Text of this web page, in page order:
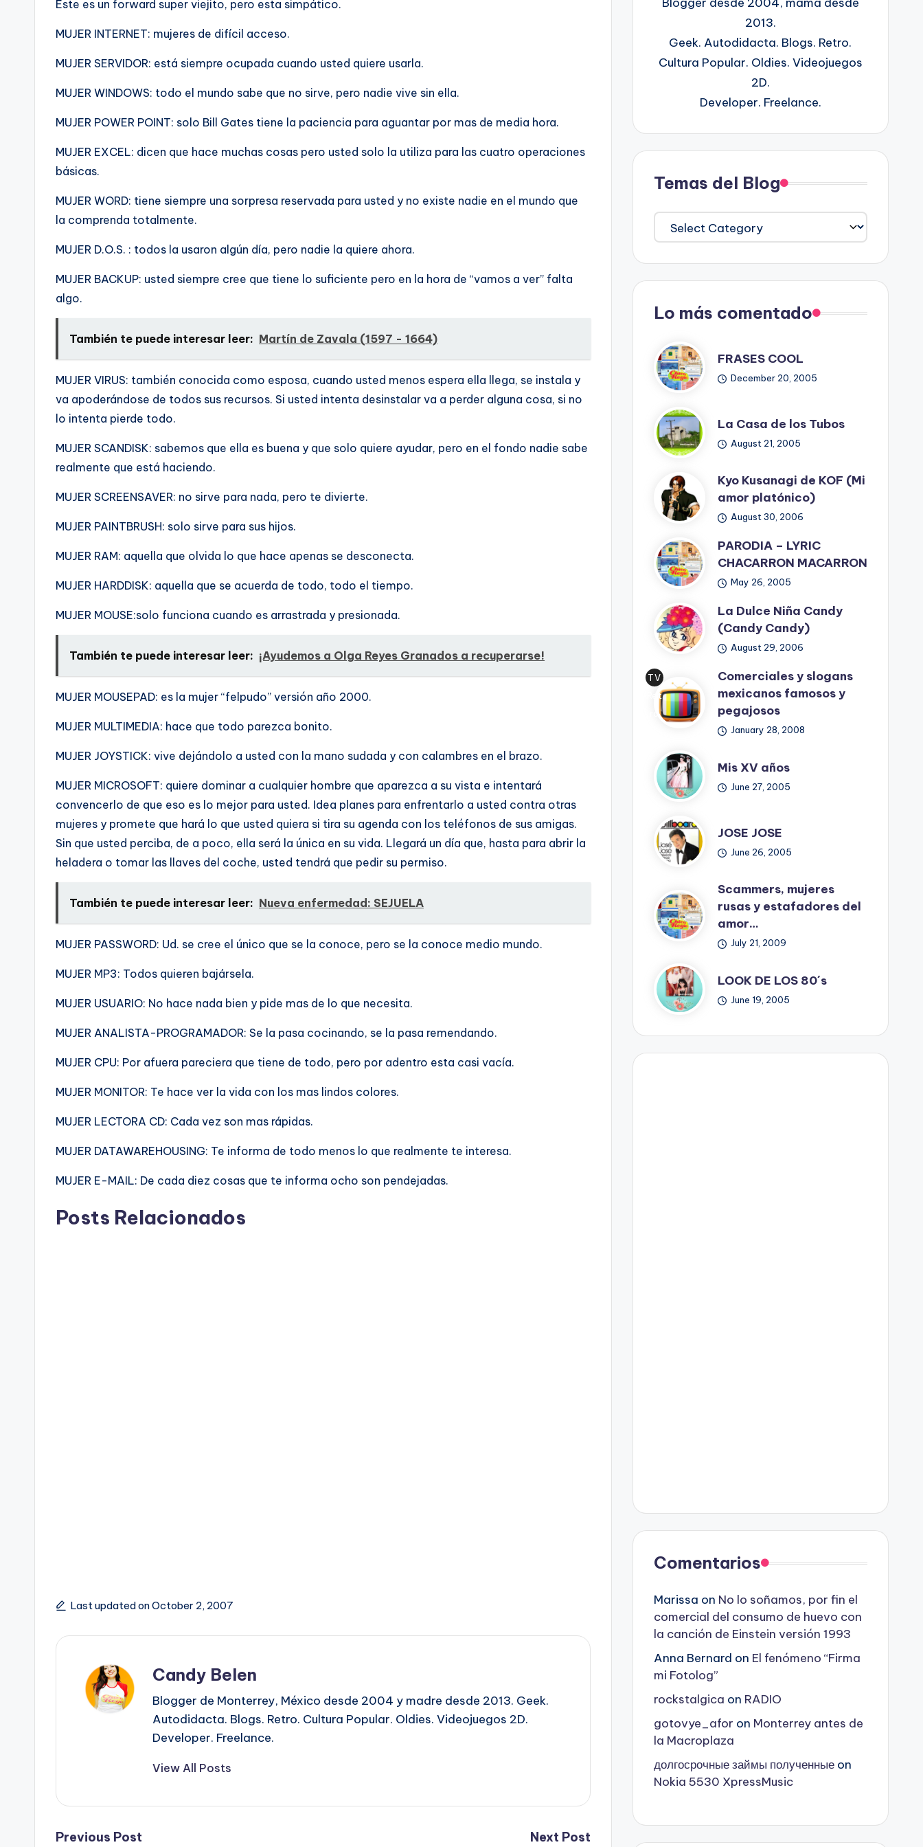
Este es un forward super viejito, pero esta simpático.
MUJER INTERNET: mujeres de difí­cil acceso.
MUJER SERVIDOR: está siempre ocupada cuando usted quiere usarla.
MUJER WINDOWS: todo el mundo sabe que no sirve, pero nadie vive sin ella.
MUJER POWER POINT: solo Bill Gates tiene la paciencia para aguantar por mas de media hora.
MUJER EXCEL: dicen que hace muchas cosas pero usted solo la utiliza para las cuatro operaciones
básicas.
MUJER WORD: tiene siempre una sorpresa reservada para usted y no existe nadie en el mundo que
la comprenda totalmente.
MUJER D.O.S. : todos la usaron algún dí­a, pero nadie la quiere ahora.
MUJER BACKUP: usted siempre cree que tiene lo suficiente pero en la hora de “vamos a ver” falta
algo.
También te puede interesar leer: Martí­n de Zavala (1597 - 1664)
MUJER VIRUS: también conocida como esposa, cuando usted menos espera ella llega, se instala y
va apoderándose de todos sus recursos. Si usted intenta desinstalar va a perder alguna cosa, si no
lo intenta pierde todo.
MUJER SCANDISK: sabemos que ella es buena y que solo quiere ayudar, pero en el fondo nadie sabe
realmente que está haciendo.
MUJER SCREENSAVER: no sirve para nada, pero te divierte.
MUJER PAINTBRUSH: solo sirve para sus hijos.
MUJER RAM: aquella que olvida lo que hace apenas se desconecta.
MUJER HARDDISK: aquella que se acuerda de todo, todo el tiempo.
MUJER MOUSE:solo funciona cuando es arrastrada y presionada.
También te puede interesar leer: ¡Ayudemos a Olga Reyes Granados a recuperarse!
MUJER MOUSEPAD: es la mujer “felpudo” versión año 2000.
MUJER MULTIMEDIA: hace que todo parezca bonito.
MUJER JOYSTICK: vive dejándolo a usted con la mano sudada y con calambres en el brazo.
MUJER MICROSOFT: quiere dominar a cualquier hombre que aparezca a su vista e intentará
convencerlo de que eso es lo mejor para usted. Idea planes para enfrentarlo a usted contra otras
mujeres y promete que hará lo que usted quiera si tira su agenda con los teléfonos de sus amigas.
Sin que usted perciba, de a poco, ella será la única en su vida. Llegará un dí­a que, hasta para abrir la
heladera o tomar las llaves del coche, usted tendrá que pedir su permiso.
También te puede interesar leer: Nueva enfermedad: SEJUELA
MUJER PASSWORD: Ud. se cree el único que se la conoce, pero se la conoce medio mundo.
MUJER MP3: Todos quieren bajársela.
MUJER USUARIO: No hace nada bien y pide mas de lo que necesita.
MUJER ANALISTA-PROGRAMADOR: Se la pasa cocinando, se la pasa remendando.
MUJER CPU: Por afuera pareciera que tiene de todo, pero por adentro esta casi vací­a.
MUJER MONITOR: Te hace ver la vida con los mas lindos colores.
MUJER LECTORA CD: Cada vez son mas rápidas.
MUJER DATAWAREHOUSING: Te informa de todo menos lo que realmente te interesa.
MUJER E-MAIL: De cada diez cosas que te informa ocho son pendejadas.
Posts Relacionados
Last updated on October 2, 2007
Candy Belen
Blogger de Monterrey, México desde 2004 y madre desde 2013. Geek.
Autodidacta. Blogs. Retro. Cultura Popular. Oldies. Videojuegos 2D.
Developer. Freelance.
View All Posts
Previous Post Next Post
Blogger desde 2004, mamá desde
2013.
Geek. Autodidacta. Blogs. Retro.
Cultura Popular. Oldies. Videojuegos
2D.
Developer. Freelance.
Temas del Blog
Temas
del
Blog
Lo más comentado
FRASES COOL
December 20, 2005
La Casa de los Tubos
August 21, 2005
Kyo Kusanagi de KOF (Mi
amor platónico)
August 30, 2006
PARODIA – LYRIC
CHACARRON MACARRON
May 26, 2005
La Dulce Niña Candy
(Candy Candy)
August 29, 2006
TV
Ret
ro
Comerciales y slogans
mexicanos famosos y
pegajosos
January 28, 2008
Mis XV años
June 27, 2005
JOSE JOSE
June 26, 2005
Scammers, mujeres
rusas y estafadores del
amor…
July 21, 2009
LOOK DE LOS 80´s
June 19, 2005
Comentarios
Marissa on No lo soñamos, por fin el
comercial del consumo de huevo con
la canción de Einstein versión 1993
Anna Bernard on El fenómeno “Firma
mi Fotolog”
rockstalgica on RADIO
gotovye_afor on Monterrey antes de
la Macroplaza
долгосрочные займы полученныеon
Nokia 5530 XpressMusic